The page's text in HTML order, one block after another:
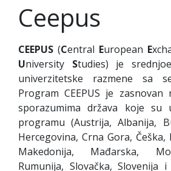
Ceepus
CEEPUS (Central European E
University Studies) je
univerzitetske razmene sa
Program CEEPUS je zasnovan
sporazumima država koje su
programu (Austrija, Albanija,
Hercegovina, Crna Gora, Češka,
Makedonija, Mađarska,
Rumunija, Slovačka, Slovenija